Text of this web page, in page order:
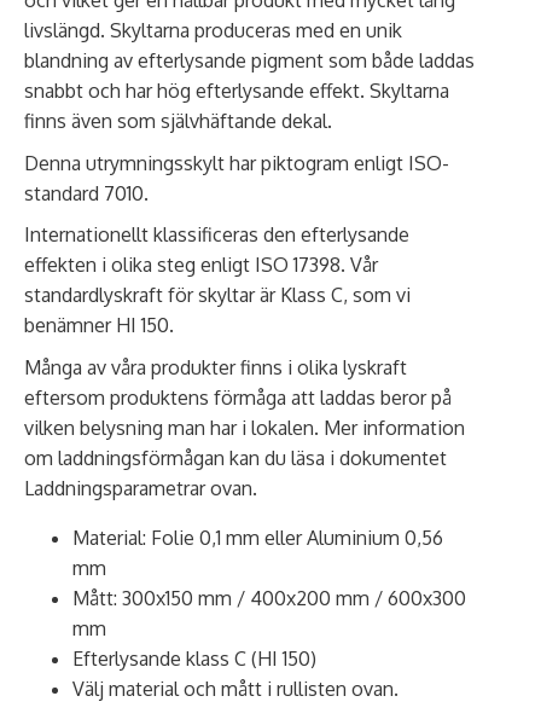
livslängd. Skyltarna produceras med en unik
blandning av efterlysande pigment som både laddas
snabbt och har hög efterlysande effekt. Skyltarna
finns även som självhäftande dekal.
Denna utrymningsskylt har piktogram enligt ISO-
standard 7010.
Internationellt klassificeras den efterlysande
effekten i olika steg enligt ISO 17398. Vår
standardlyskraft för skyltar är Klass C, som vi
benämner HI 150.
Många av våra produkter finns i olika lyskraft
eftersom produktens förmåga att laddas beror på
vilken belysning man har i lokalen. Mer information
om laddningsförmågan kan du läsa i dokumentet
Laddningsparametrar ovan.
Material: Folie 0,1 mm eller Aluminium 0,56
mm
Mått: 300x150 mm / 400x200 mm / 600x300
mm
Efterlysande klass C (HI 150)
Välj material och mått i rullisten ovan.